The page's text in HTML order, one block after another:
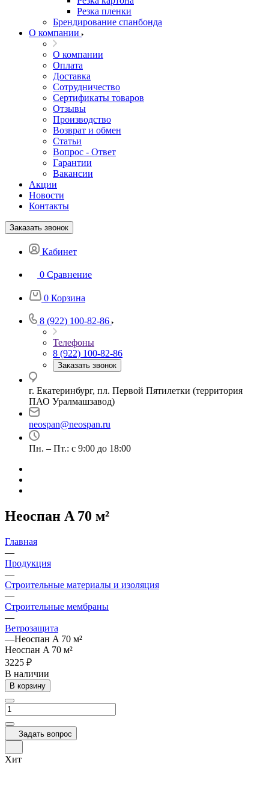
Резка пленки
Брендирование спанбонда
О компании
О компании
Оплата
Доставка
Сотрудничество
Сертификаты товаров
Отзывы
Производство
Возврат и обмен
Статьи
Вопрос - Ответ
Гарантии
Вакансии
Акции
Новости
Контакты
Заказать звонок
Кабинет
0 Сравнение
0 Корзина
8 (922) 100-82-86
Телефоны
8 (922) 100-82-86
Заказать звонок
г. Екатеринбург, пл. Первой Пятилетки (территория
ПАО Уралмашзавод)
neospan@neospan.ru
Пн. – Пт.: с 9:00 до 18:00
Неоспан A 70 м²
Главная
—
Продукция
—
Строительные материалы и изоляция
—
Строительные мембраны
—
Ветрозащита
—Неоспан A 70 м²
Неоспан A 70 м²
3225 ₽
В наличии
В корзину
Задать вопрос
Хит